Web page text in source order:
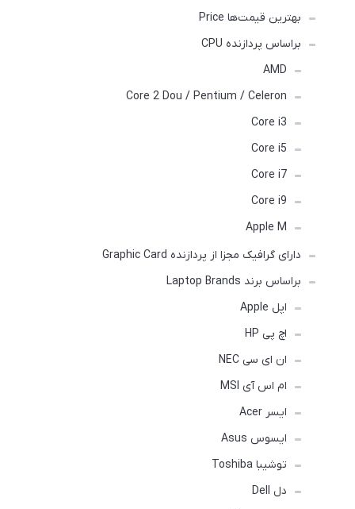
بهترین قیمت‌ها Price
براساس پردازنده CPU
AMD
Core 2 Dou / Pentium / Celeron
Core i3
Core i5
Core i7
Core i9
Apple M
دارای گرافیک مجزا از پردازنده Graphic Card
براساس برند Laptop Brands
اپل Apple
اچ پی HP
ان ای سی NEC
ام اس آی MSI
ایسر Acer
ایسوس Asus
توشیبا Toshiba
دل Dell